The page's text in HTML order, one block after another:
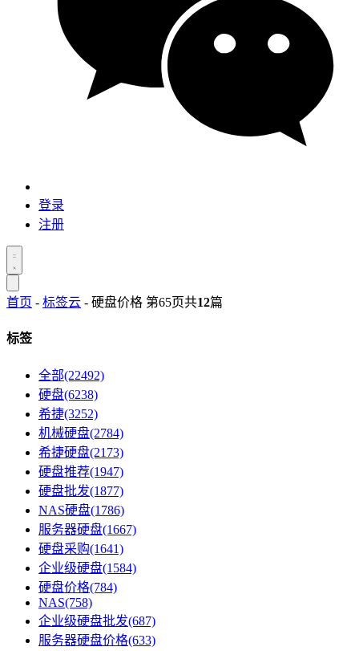
登录
注册
首页 - 标签云 - 硬盘价格 第65页共12篇
标签
全部(22492)
硬盘(6238)
希捷(3252)
机械硬盘(2784)
希捷硬盘(2173)
硬盘推荐(1947)
硬盘批发(1877)
NAS硬盘(1786)
服务器硬盘(1667)
硬盘采购(1641)
企业级硬盘(1584)
硬盘价格(784)
NAS(758)
企业级硬盘批发(687)
服务器硬盘价格(633)